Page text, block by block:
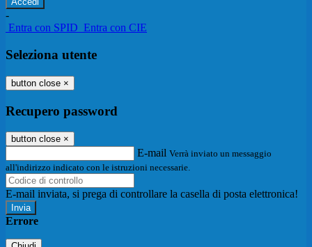
-
Entra con SPID Entra con CIE
Seleziona utente
button close ×
Recupero password
button close ×
E-mail Verrà inviato un messaggio
all'indirizzo indicato con le istruzioni necessarie.
E-mail inviata, si prega di controllare la casella di posta elettronica!
Errore